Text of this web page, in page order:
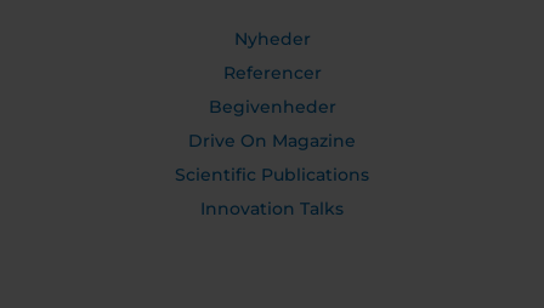
Nyheder
Referencer
Begivenheder
Drive On Magazine
Scientific Publications
Innovation Talks